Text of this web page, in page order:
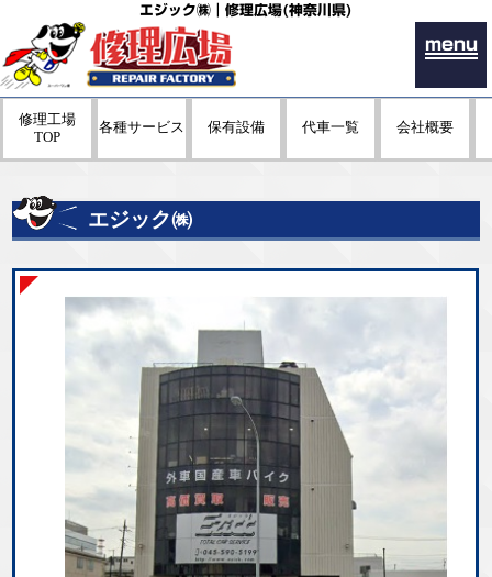
エジック㈱｜修理広場(神奈川県)
menu
修理工場
TOP
各種サービス 保有設備 代車一覧 会社概要
エジック㈱